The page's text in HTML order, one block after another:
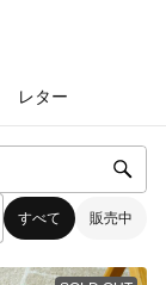
レター
すべて 販売中